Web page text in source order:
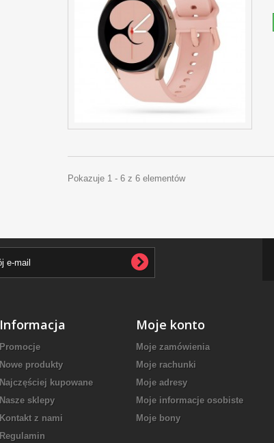
Pokazuje 1 - 6 z 6 elementów
Informacja
Promocje
Nowe produkty
Najczęściej kupowane
Nasze sklepy
Kontakt z nami
Regulamin
Moje konto
Moje zamówienia
Moje rachunki
Moje adresy
Moje informacje osobiste
Moje bony